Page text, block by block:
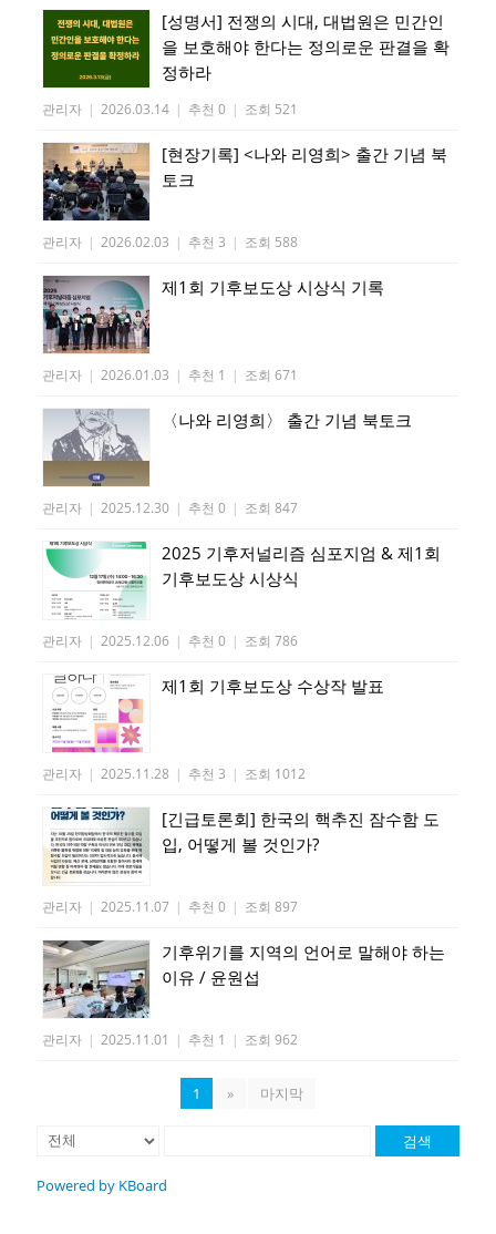
[성명서] 전쟁의 시대, 대법원은 민간인
을 보호해야 한다는 정의로운 판결을 확
정하라
관리자 | 2026.03.14 | 추천 0 | 조회 521
[현장기록] <나와 리영희> 출간 기념 북
토크
관리자 | 2026.02.03 | 추천 3 | 조회 588
제1회 기후보도상 시상식 기록
관리자 | 2026.01.03 | 추천 1 | 조회 671
〈나와 리영희〉 출간 기념 북토크
관리자 | 2025.12.30 | 추천 0 | 조회 847
2025 기후저널리즘 심포지엄 & 제1회
기후보도상 시상식
관리자 | 2025.12.06 | 추천 0 | 조회 786
제1회 기후보도상 수상작 발표
관리자 | 2025.11.28 | 추천 3 | 조회 1012
[긴급토론회] 한국의 핵추진 잠수함 도
입, 어떻게 볼 것인가?
관리자 | 2025.11.07 | 추천 0 | 조회 897
기후위기를 지역의 언어로 말해야 하는
이유 / 윤원섭
관리자 | 2025.11.01 | 추천 1 | 조회 962
1 » 마지막
검색
Powered by KBoard